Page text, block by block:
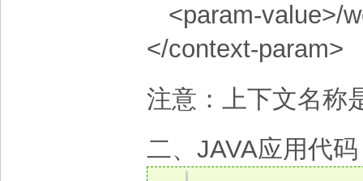
<param-value>/
</context-param>
注意：上下文名称
二、JAVA应用代